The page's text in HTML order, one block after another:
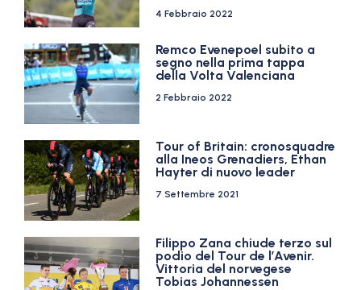
4 Febbraio 2022
Remco Evenepoel subito a
segno nella prima tappa
della Volta Valenciana
2 Febbraio 2022
Tour of Britain: cronosquadre
alla Ineos Grenadiers, Ethan
Hayter di nuovo leader
7 Settembre 2021
Filippo Zana chiude terzo sul
podio del Tour de l’Avenir.
Vittoria del norvegese
Tobias Johannessen